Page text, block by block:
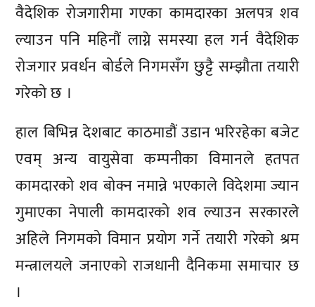
वैदेशिक रोजगारीमा गएका कामदारका अलपत्र शव
ल्याउन पनि महिनौं लाग्ने समस्या हल गर्न वैदेशिक
रोजगार प्रवर्धन बोर्डले निगमसँग छुट्टै सम्झौता तयारी
गरेको छ ।
हाल बिभिन्न देशबाट काठमाडौं उडान भरिरहेका बजेट
एवम् अन्य वायुसेवा कम्पनीका विमानले हतपत
कामदारको शव बोक्न नमान्ने भएकाले विदेशमा ज्यान
गुमाएका नेपाली कामदारको शव ल्याउन सरकारले
अहिले निगमको विमान प्रयोग गर्ने तयारी गरेको श्रम
मन्त्रालयले जनाएको राजधानी दैनिकमा समाचार छ
।